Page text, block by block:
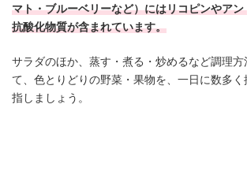
マト・ブルーベリーなど）にはリコピンやア
抗酸化物質が含まれています。
サラダのほか、蒸す・煮る・炒めるなど調理方
て、色とりどりの野菜・果物を、一日に数多く
指しましょう。